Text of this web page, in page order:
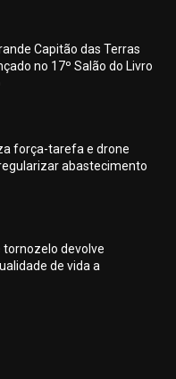
Capitão das Terras
no 17º Salão do Livro
força-tarefa e drone
abastecimento
devolve
de vida a